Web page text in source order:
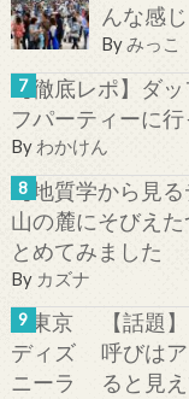
んな感
Byみっこ
【徹底レポ】ダ
フパーティーに行
By わかけん
【地質学から見
山の麓にそびえ
とめてみました
By カズナ
【話題
呼びは
ると見